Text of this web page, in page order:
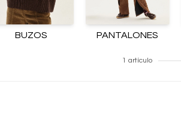
BUZOS PANTALONES
1 artículo